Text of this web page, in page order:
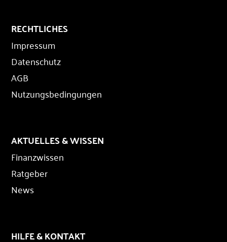
RECHTLICHES
Impressum
Datenschutz
AGB
Nutzungsbedingungen
AKTUELLES & WISSEN
Finanzwissen
Ratgeber
News
HILFE & KONTAKT